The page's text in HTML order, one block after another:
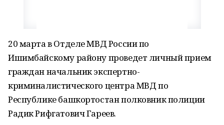
20 марта в Отделе МВД России по
Ишимбайскому району проведет личный прием
граждан начальник экспертно-
криминалистического центра МВД по
Республике башкортостан полковник полиции
Радик Рифгатович Гареев.